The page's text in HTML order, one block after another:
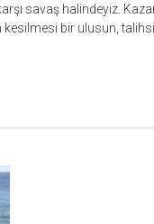
savaş halindeyiz.
kesilmesi bir ulusun,